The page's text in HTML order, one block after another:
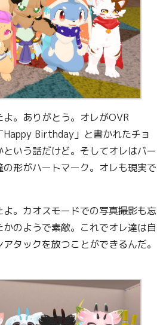
。ありがとう。オレがOVR
Birthday」と書かれたチョ
いう話だけど。そしてオレはバー
形がハートマーク。オレも現実で
。カオスモードでの写真撮影も忘
のようで素敵。これでオレ達は自
タックを放つことができるんだ。